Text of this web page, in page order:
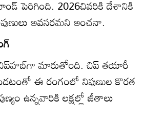
పెరిగింది. 2026చివరికి దేశానికి
అవసరమని అంచనా.
చిప్‌హబ్‌గా మారుతోంది. చిప్‌ తయారీ
ఈ రంగంలో నిపుణుల కొరత
ఉన్నవారికి లక్షల్లో జీతాలు